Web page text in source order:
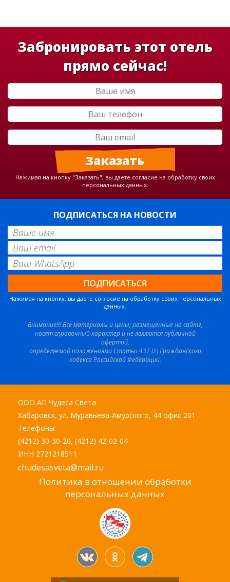
Забронировать этот отель
прямо сейчас!
Нажимая на кнопку "Заказать", вы даете согласие на обработку своих
персональных данных.
ПОДПИСАТЬСЯ НА НОВОСТИ
Нажимая на кнопку, вы даете согласие на обработку своих персональных
данных.
Внимание!!! Все материалы и цены, размещенные на сайте,
носят справочный характер и не являются публичной
офертой,
определяемой положениями Статьи 437 (2) Гражданского
кодекса Российской Федерации.
ООО АП Чудеса Света
Хабаровск, ул. Муравьева-Амурского, 44 офис 201
Телефоны:
(4212) 30-30-20, (4212) 42-02-04
ИНН 2721218511
chudesasveta@mail.ru
Политика в отношении обработки
персональных данных